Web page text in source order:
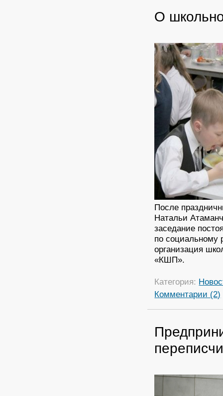
О
После
Натальи
заседание
по социальному
организация
«КШП».
Категория:
Комментарии (2)